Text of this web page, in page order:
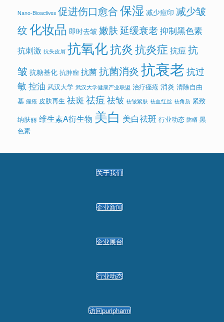
Nano-Bioactives 促进伤口愈合保湿 减少痘印 减少皱
纹化妆品 即时去皱嫩肤延缓衰老抑制黑色素
抗刺激 抗头皮屑 抗氧化抗炎抗炎症 抗痘 抗
皱 抗糖基化 抗肿瘤 抗菌抗菌消炎 抗衰老 抗过
敏 控油 武汉大学 武汉大学健康产业联盟 治疗痤疮 消炎 清除自由
基 痤疮 皮肤再生 祛斑 祛痘 祛皱 祛皱紧肤 祛血红丝 祛角质 紧致
纳肤丽 维生素A衍生物 美白 美白祛斑 行业动态 防晒 黑
色素
关于我们
企业新闻
企业展台
行业动态
访问puripharm